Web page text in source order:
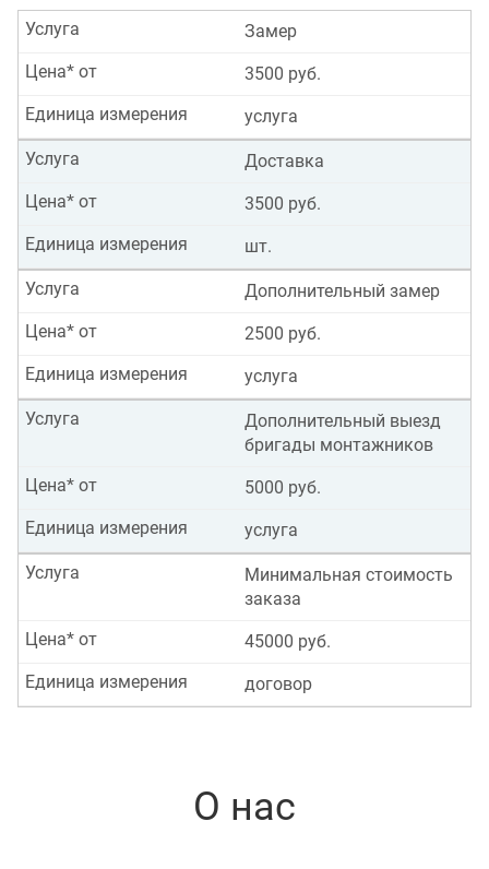
Замер
Услуга
3500 руб.
Цена* от
услуга
Единица измерения
Доставка
Услуга
3500 руб.
Цена* от
шт.
Единица измерения
Дополнительный замер
Услуга
2500 руб.
Цена* от
услуга
Единица измерения
Дополнительный выезд
бригады монтажников
Услуга
5000 руб.
Цена* от
услуга
Единица измерения
Минимальная стоимость
заказа
Услуга
45000 руб.
Цена* от
договор
Единица измерения
О нас